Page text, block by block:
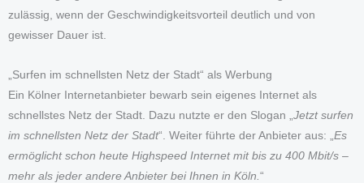
zulässig, wenn der Geschwindigkeitsvorteil deutlich und von
gewisser Dauer ist.
„Surfen im schnellsten Netz der Stadt“ als Werbung
Ein Kölner Internetanbieter bewarb sein eigenes Internet als
schnellstes Netz der Stadt. Dazu nutzte er den Slogan „ Jetzt surfen
im schnellsten Netz der Stadt“. Weiter führte der Anbieter aus: „ Es
ermöglicht schon heute Highspeed Internet mit bis zu 400 Mbit/s –
mehr als jeder andere Anbieter bei Ihnen in Köln. “